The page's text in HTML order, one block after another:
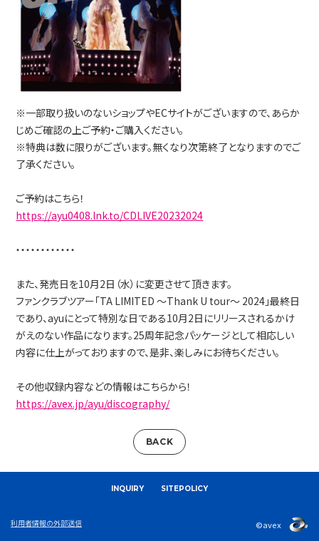
※一部取り扱いのないショップやECサイトがございますので、あらか
じめご確認の上ご予約・ご購入ください。
※特典は数に限りがございます。無くなり次第終了となりますのでご
了承ください。
ご予約はこちら！
https://ayu0408.lnk.to/CDLIVE20232024
・・・・・・・・・・・・
また、発売日を10月2日（水）に変更させて頂きます。
ファンクラブツアー「TA LIMITED ～Thank U tour～ 2024」最終日
であり、ayuにとって特別な日である10月2日にリリースされるかけ
がえのない作品になります。25周年記念パッケージとして相応しい
内容に仕上がっておりますので、是非、楽しみにお待ちください。
その他収録内容などの情報はこちらから！
https://avex.jp/ayu/discography/
BACK
INQUIRY SITEPOLICY
利用者情報の外部送信 ©avex